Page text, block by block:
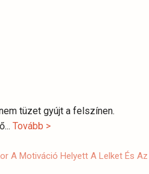
tüzet gyújt a felszínen.
Tovább >
A Motiváció Helyett A Lelket És Az